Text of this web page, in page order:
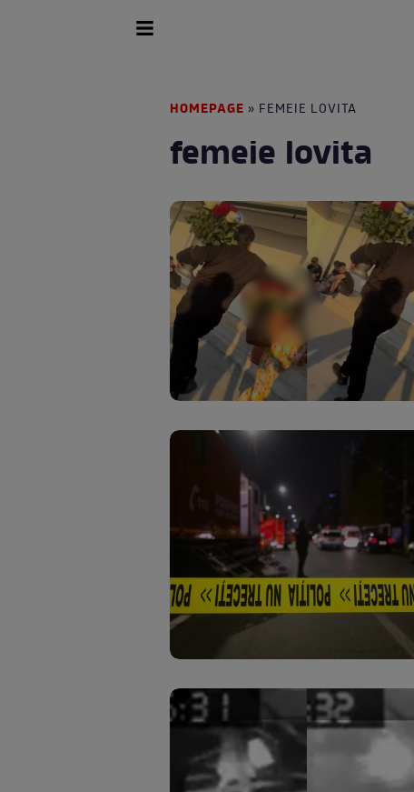
HOMEPAGE » FEMEIE LOVITA
femeie lovita